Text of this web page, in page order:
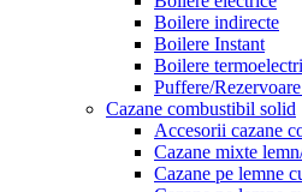
Boilere indirecte
Boilere Instant
Boilere
Puffere/
Cazane combustibil solid
Accesorii cazane
Cazane mixte
Cazane pe lemne